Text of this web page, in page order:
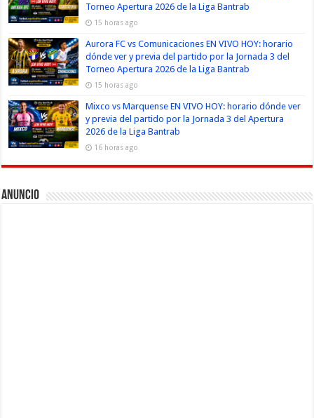
Torneo Apertura 2026 de la Liga Bantrab
15 horas ago
Aurora FC vs Comunicaciones EN VIVO HOY: horario
dónde ver y previa del partido por la Jornada 3 del
Torneo Apertura 2026 de la Liga Bantrab
15 horas ago
Mixco vs Marquense EN VIVO HOY: horario dónde ver
y previa del partido por la Jornada 3 del Apertura
2026 de la Liga Bantrab
16 horas ago
Anuncio